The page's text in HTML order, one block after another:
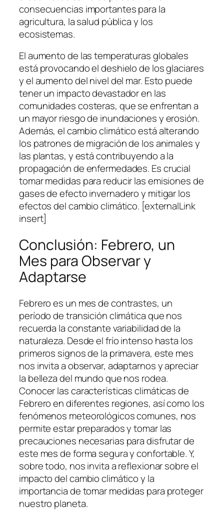
consecuencias importantes para la
agricultura, la salud pública y los
ecosistemas.
El aumento de las temperaturas globales
está provocando el deshielo de los glaciares
y el aumento del nivel del mar. Esto puede
tener un impacto devastador en las
comunidades costeras, que se enfrentan a
un mayor riesgo de inundaciones y erosión.
Además, el cambio climático está alterando
los patrones de migración de los animales y
las plantas, y está contribuyendo a la
propagación de enfermedades. Es crucial
tomar medidas para reducir las emisiones de
gases de efecto invernadero y mitigar los
efectos del cambio climático. [externalLink
insert]
Conclusión: Febrero, un
Mes para Observar y
Adaptarse
Febrero es un mes de contrastes, un
período de transición climática que nos
recuerda la constante variabilidad de la
naturaleza. Desde el frío intenso hasta los
primeros signos de la primavera, este mes
nos invita a observar, adaptarnos y apreciar
la belleza del mundo que nos rodea.
Conocer las características climáticas de
Febrero en diferentes regiones, así como los
fenómenos meteorológicos comunes, nos
permite estar preparados y tomar las
precauciones necesarias para disfrutar de
este mes de forma segura y confortable. Y,
sobre todo, nos invita a reflexionar sobre el
impacto del cambio climático y la
importancia de tomar medidas para proteger
nuestro planeta.